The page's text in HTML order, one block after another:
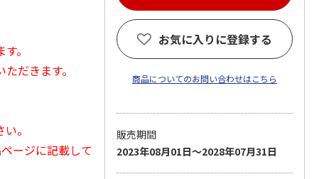
。
だきます。
。
ージに記載して
お気に入りに登録する
商品についてのお問い合わせはこちら
販売期間
2023年08月01日～2028年07月31日